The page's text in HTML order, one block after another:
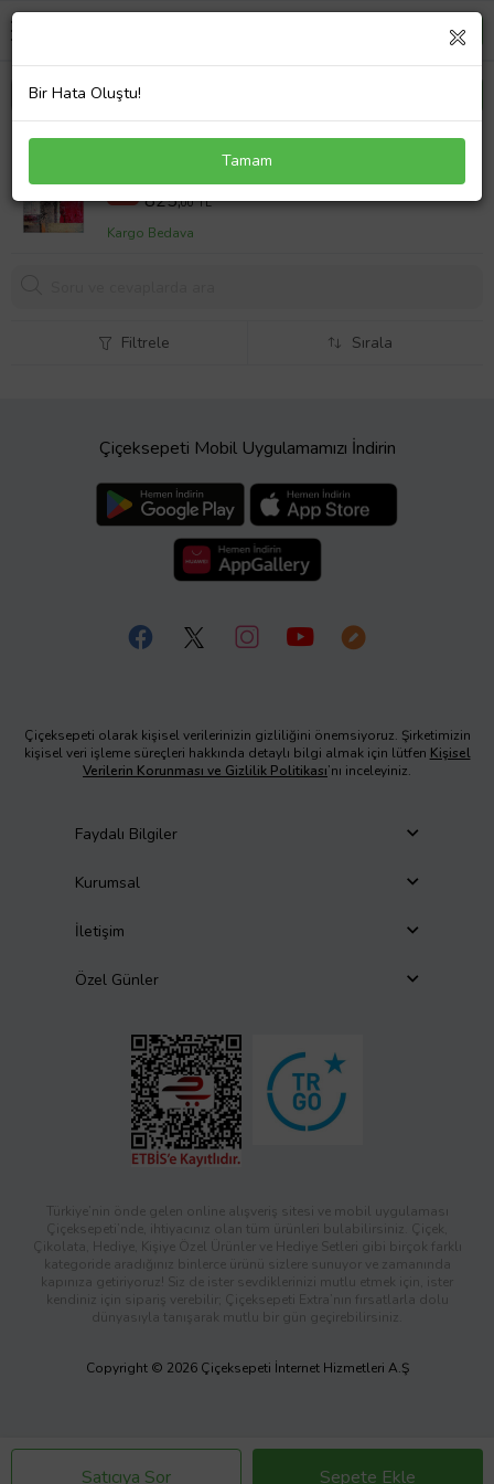
Eliana Home Baskılı, Yıkanabilir Kaymaz Taban
Salon Halısı LNA1025 100x150 cm (Turuncu)
%23 1072,5 TL
825,00 TL
Kargo Bedava
Satıcıya Sor Sepete Ekle
Filtrele Sırala
Çiçeksepeti Mobil Uygulamamızı İndirin
Çiçeksepeti olarak kişisel verilerinizin gizliliğini önemsiyoruz. Şirketimizin
kişisel veri işleme süreçleri hakkında detaylı bilgi almak için lütfen Kişisel
Verilerin Korunması ve Gizlilik Politikası’nı inceleyiniz.
Faydalı Bilgiler
Kurumsal
İletişim
Özel Günler
Türkiye’nin önde gelen online alışveriş sitesi ve mobil uygulaması
Çiçeksepeti’nde, ihtiyacınız olan tüm ürünleri bulabilirsiniz. Çiçek,
Çikolata, Hediye, Kişiye Özel Ürünler ve Hediye Setleri gibi birçok farklı
kategoride aradığınız binlerce ürünü sizlere sunuyor ve zamanında
kapınıza getiriyoruz! Siz de ister sevdiklerinizi mutlu etmek için, ister
kendiniz için sipariş verebilir; Çiçeksepeti Extra’nın fırsatlarla dolu
dünyasıyla tanışarak mutlu bir gün geçirebilirsiniz.
Copyright © 2026 Çiçeksepeti İnternet Hizmetleri A.Ş
Bir Hata Oluştu!
Tamam